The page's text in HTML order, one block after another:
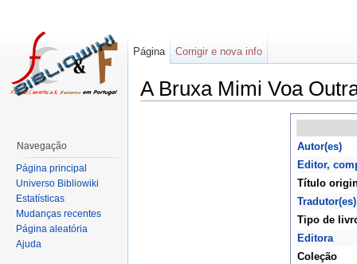
A Bruxa Mimi Voa
Autor(es)
Editor,
Título
Tradutor(es)
Tipo de
Editora
Coleção
Página Corrigir e nova info
Navegação
Página principal
Universo Bibliowiki
Estatísticas
Mudanças recentes
Página aleatória
Ajuda